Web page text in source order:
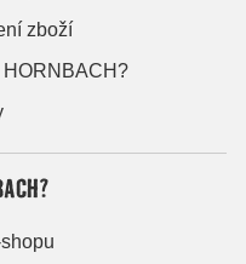
zboží
HORNBACH?